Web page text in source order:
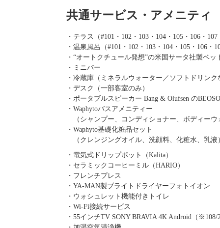
共通サービス・アメニティ
・テラス（#101・102・103・104・105・106・107
・温泉風呂（#101・102・103・104・105・106
・“オートクチュール発想”の米国サータ社製ベッ
・ミニバー
・冷蔵庫（ミネラルウォーター／ソフトドリン
・デスク（一部客室のみ）
・ポータブルスピーカー Bang & Olufsen の
・Waphytoバスアメニティー
（シャンプー、コンディショナー、ボディーウ
・Waphyto基礎化粧品セット
（クレンジングオイル、洗顔料、化粧水、乳液
・電気式ドリップポット（Kalita）
・セラミックコーヒーミル（HARIO）
・フレンチプレス
・YA-MAN製ブライトドライヤーフォトイオン
・ウォシュレット機能付きトイレ
・Wi-Fi接続サービス
・55インチTV SONY BRAVIA 4K Android（